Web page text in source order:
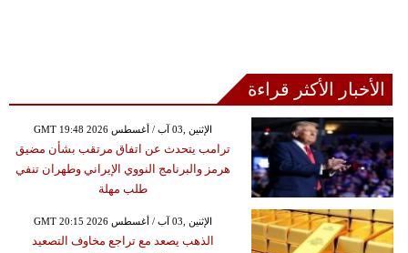
الأخبار الأكثر قراءة
GMT 19:48 2026 الإثنين ,03 آب / أغسطس
ترامب يتحدث عن اتفاق مرتقب بشأن مضيق
هرمز والبرنامج النووي الإيراني وطهران تنفي
طلب مهلة
GMT 20:15 2026 الإثنين ,03 آب / أغسطس
الذهب يصعد مع تراجع مخاوف التصعيد